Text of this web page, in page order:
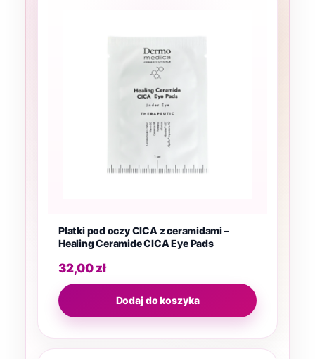
Płatki pod oczy CICA z ceramidami –
Healing Ceramide CICA Eye Pads
32,00 zł
Dodaj do koszyka